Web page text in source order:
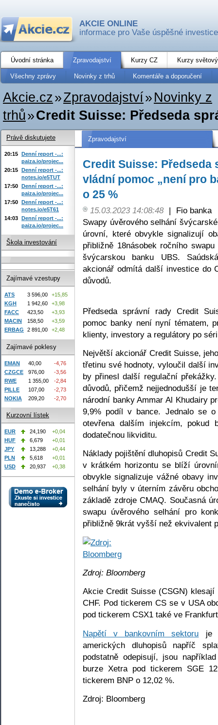
AKCIE ONLINE
informace pro Vaše úspěšné investice
Úvodní stránka Zpravodajství Kurzy CZ Kurzy
Všechny zprávy Novinky z trhů Komentáře a doporučení
Akcie.cz»Zpravodajství» Novinky z
trhů»Credit Suisse: Předseda
Zpravodajství
Credit Suisse: Předseda
vládní pomoc „není pro
o 25 %
15.03.2023 14:08:48 |
Fio banka
Swapy úvěrového selhání
úrovní, které obvykle signalizují
přibližně 18násobek ročního
švýcarskou banku UBS.
akcionář odmítá další investice do
důvodů.
Předseda správní rady Credit
pomoc banky není nyní tématem,
klienty, investory a regulátory po
Největší akcionář Credit Suisse,
třetinu své hodnoty, vyloučil další
by přinesl další regulační
důvodů, přičemž nejjednodušší je
národní banky Ammar Al Khudairy
9,9% podíl v bance. Jednalo se
otevřena dalším injekcím, pokud
dodatečnou likviditu.
Náklady pojištění dluhopisů Credit
v krátkém horizontu se blíží
obvykle signalizuje vážné obavy
selhání byly v úterním závěru
základě zdroje CMAQ. Současná
swapu úvěrového selhání pro
přibližně 9krát vyšší než ekvivalent
Zdroj: Bloomberg
Akcie Credit Suisse (CSGN)
CHF. Pod tickerem CS se v USA
pod tickerem CSX1 také ve
Napětí v bankovním sektoru je
amerických dluhopisů napříč
podstatně odepisují, jsou
burze Xetra pod tickerem SGE
tickerem BNP o 12,02 %.
Zdroj: Bloomberg
Právě diskutujete
20:15 Denní report -...:
paiza.io/projec...
20:15 Denní report -...:
notes.io/e5TUT
17:50 Denní report -...:
paiza.io/projec...
17:50 Denní report -...:
notes.io/e5T61
14:03 Denní report -...:
paiza.io/projec...
Škola investování
Zajímavé vzestupy
ATS 3 596,00
+15,85
KGH
1 942,60
+3,98
FACC
423,50
+3,93
MACIN
158,50
+3,59
ERBAG
2 891,00 +2,48
Zajímavé poklesy
EMAN 40,00
-4,76
CZGCE
976,00
-3,56
RWE
1 355,00
-2,84
PILLE
107,00
-2,73
NOKIA
209,20 -2,70
Kurzovní lístek
EUR 24,190
+0,04
HUF
6,679
+0,01
JPY
13,288
+0,44
PLN
5,618
+0,01
USD
20,937 +0,38